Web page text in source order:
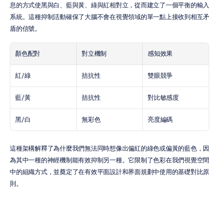
息的方式使黑與白、藍與黃、綠與紅相對立，從而建立了一個平衡的輸入
系統。這種抑制活動確保了大腦不會在視覺領域的單一點上接收到相互矛
盾的信號。
顏色配對 對立機制 感知效果
紅/綠 拮抗性 雙眼競爭
藍/黃 拮抗性 對比敏感度
黑/白 無彩色 亮度編碼
這種架構解釋了為什麼我們無法同時想像出偏紅的綠色或偏黃的藍色，因
為其中一種的神經機制能有效抑制另一種。它限制了色彩在我們視覺空間
中的組織方式，並奠定了在有效平面設計和界面規劃中使用的基礎對比原
則。